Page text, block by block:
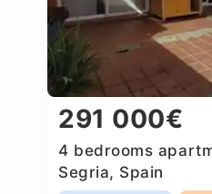
291 000€
4 bedrooms
Segria, Spain